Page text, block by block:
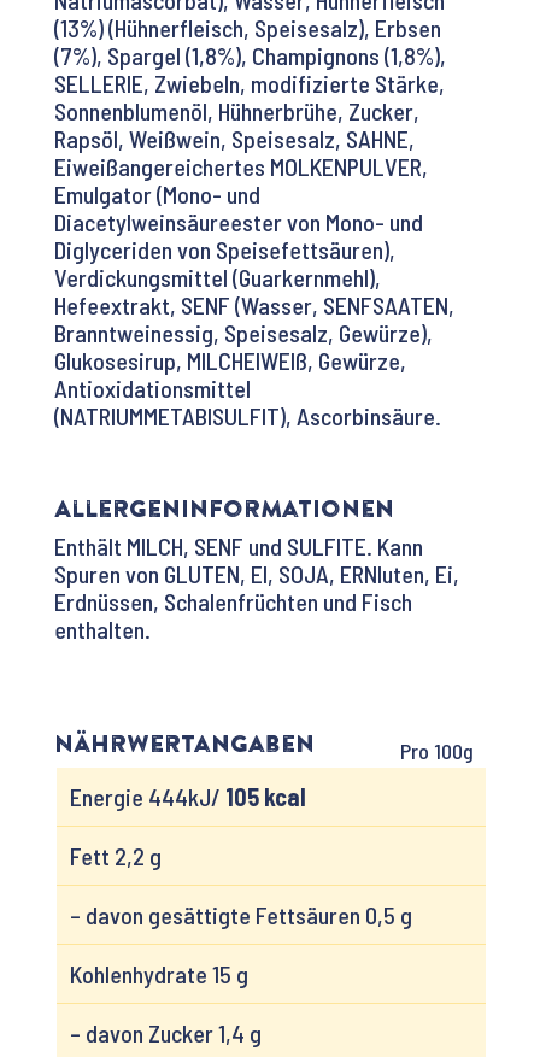
(13%) (Hühnerfleisch, Speisesalz), Erbsen
(7%), Spargel (1,8%), Champignons (1,8%),
SELLERIE, Zwiebeln, modifizierte Stärke,
Sonnenblumenöl, Hühnerbrühe, Zucker,
Rapsöl, Weißwein, Speisesalz, SAHNE,
Eiweißangereichertes MOLKENPULVER,
Emulgator (Mono- und
Diacetylweinsäureester von Mono- und
Diglyceriden von Speisefettsäuren),
Verdickungsmittel (Guarkernmehl),
Hefeextrakt, SENF (Wasser, SENFSAATEN,
Branntweinessig, Speisesalz, Gewürze),
Glukosesirup, MILCHEIWEIß, Gewürze,
Antioxidationsmittel
(NATRIUMMETABISULFIT), Ascorbinsäure.
Allergeninformationen
Enthält MILCH, SENF und SULFITE. Kann
Spuren von GLUTEN, EI, SOJA, ERNluten, Ei,
Erdnüssen, Schalenfrüchten und Fisch
enthalten.
Nährwertangaben Pro 100g
Energie 444kJ/ 105 kcal
Fett 2,2 g
– davon gesättigte Fettsäuren 0,5 g
Kohlenhydrate 15 g
– davon Zucker 1,4 g